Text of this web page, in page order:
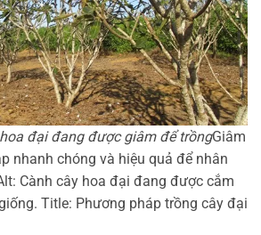
đại đang được giâm để trồngGiâm
nhanh chóng và hiệu quả để nhân
Cành cây hoa đại đang được cắm
Title: Phương pháp trồng cây đại